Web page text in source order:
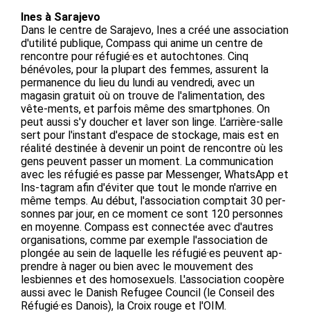
Ines à Sarajevo
Dans le centre de Sarajevo, Ines a créé une association
d'utilité publique, Compass qui anime un centre de
rencontre pour réfugié·es et autochtones. Cinq
bénévoles, pour la plupart des femmes, assurent la
permanence du lieu du lundi au vendredi, avec un
magasin gratuit où on trouve de l'alimentation, des
vête-ments, et parfois même des smartphones. On
peut aussi s'y doucher et laver son linge. L’arrière-salle
sert pour l'instant d'espace de stockage, mais est en
réalité destinée à devenir un point de rencontre où les
gens peuvent passer un moment. La communication
avec les réfugié·es passe par Messenger, WhatsApp et
Ins-tagram afin d'éviter que tout le monde n'arrive en
même temps. Au début, l'association comptait 30 per-
sonnes par jour, en ce moment ce sont 120 personnes
en moyenne. Compass est connectée avec d'autres
organisations, comme par exemple l'association de
plongée au sein de laquelle les réfugié·es peuvent ap-
prendre à nager ou bien avec le mouvement des
lesbiennes et des homosexuels. L'association coopère
aussi avec le Danish Refugee Council (le Conseil des
Réfugié·es Danois), la Croix rouge et l'OIM.